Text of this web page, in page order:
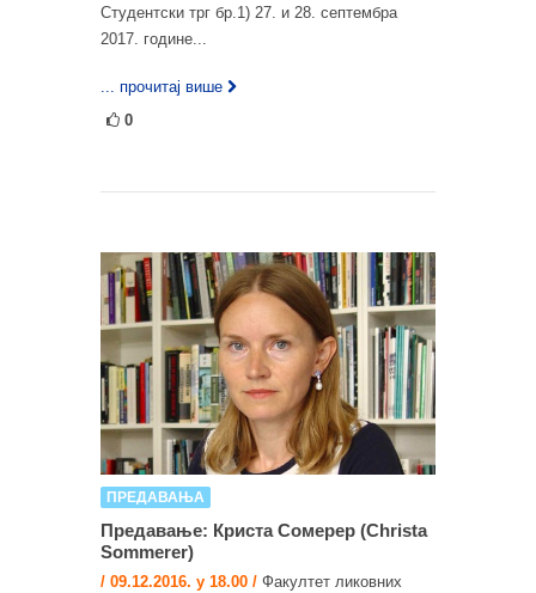
Студентски трг бр.1) 27. и 28. септембра
2017. године...
... прочитај више
0
ПРЕДАВАЊА
Предавање: Криста Сомерер (Christa
Sommerer)
/ 09.12.2016. у 18.00 / Факултет ликовних